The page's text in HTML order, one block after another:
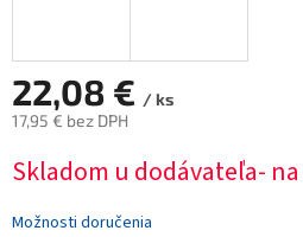
22,08 € / ks
17,95 € bez DPH
cena:
Skladom u dodávateľa-
Možnosti doručenia